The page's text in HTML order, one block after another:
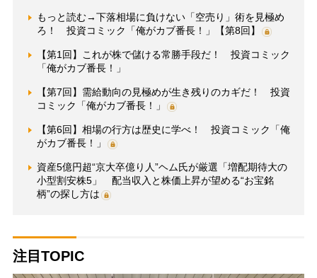
もっと読む→下落相場に負けない「空売り」術を見極め
ろ！ 投資コミック「俺がカブ番長！」【第8回】
【第1回】これが株で儲ける常勝手段だ！ 投資コミック
「俺がカブ番長！」
【第7回】需給動向の見極めが生き残りのカギだ！ 投資
コミック「俺がカブ番長！」
【第6回】相場の行方は歴史に学べ！ 投資コミック「俺
がカブ番長！」
資産5億円超“京大卒億り人”ヘム氏が厳選「増配期待大の
小型割安株5」 配当収入と株価上昇が望める“お宝銘
柄”の探し方は
注目TOPIC